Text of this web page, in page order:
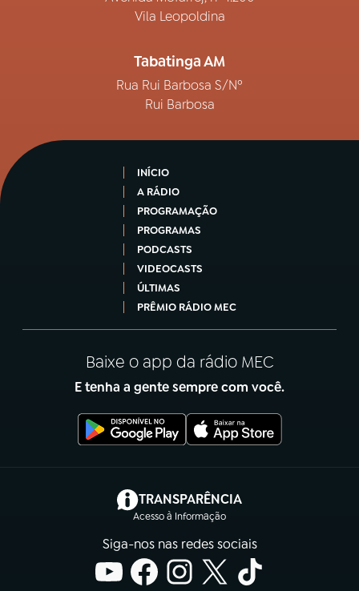
Vila Leopoldina
Tabatinga AM
Rua Rui Barbosa S/Nº
Rui Barbosa
INÍCIO
A RÁDIO
PROGRAMAÇÃO
PROGRAMAS
PODCASTS
VIDEOCASTS
ÚLTIMAS
PRÊMIO RÁDIO MEC
Baixe o app da rádio MEC
E tenha a gente sempre com você.
TRANSPARÊNCIA
Acesso à Informação
(abre em nova aba)
Siga-nos nas redes sociais